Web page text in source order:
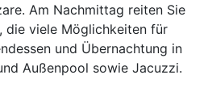
Am Nachmittag reiten Sie
die viele Möglichkeiten für
und Übernachtung in
Außenpool sowie Jacuzzi.